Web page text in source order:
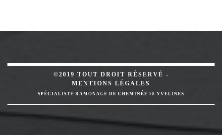
©2019 TOUT DROIT RÉSERVÉ -
MENTIONS LÉGALES
SPÉCIALISTE RAMONAGE DE CHEMINÉE 78 YVELINES